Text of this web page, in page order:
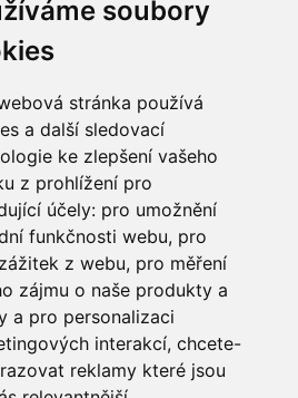
soubory
stránka používá
a další sledovací
ke zlepšení vašeho
z prohlížení pro
účely: pro umožnění
funkčnosti webu, pro
z webu, pro měření
zájmu o naše produkty a
a pro personalizaci
interakcí, chcete-
reklamy které jsou
informaci? Chcete
Martina Chalupu: